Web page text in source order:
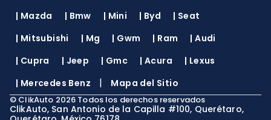
| Mazda | Bmw | Mini | Byd | Seat
| Mitsubishi | Mg | Gwm | Ram |Audi
| Cupra | Jeep | Gmc |Acura | Lexus
| Mercedes Benz | Mapa del Sitio
© ClikAuto 2026 Todos los derechos reservados
ClikAuto, San Antonio de la Capilla #100, Querétaro,